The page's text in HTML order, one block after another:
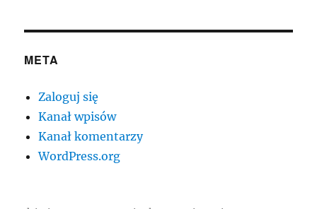
META
Zaloguj się
Kanał wpisów
Kanał komentarzy
WordPress.org